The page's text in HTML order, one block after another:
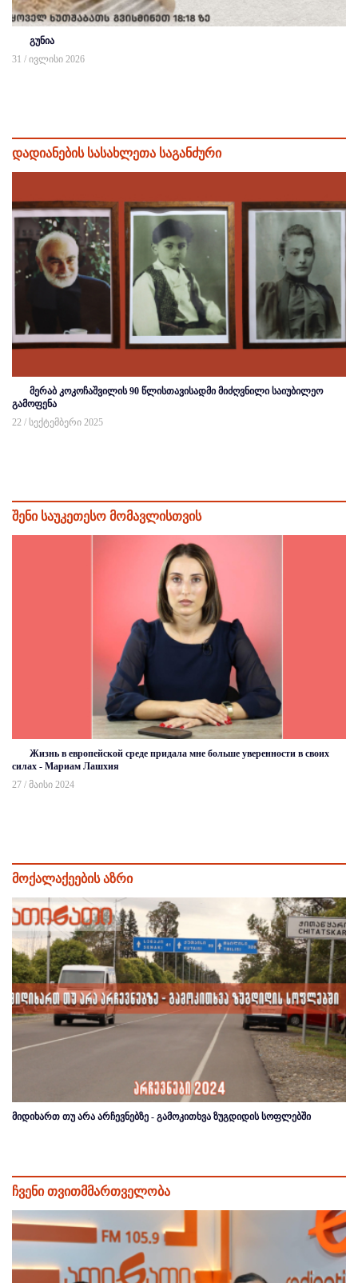
გუნია
31 / ივლისი 2026
დადიანების სასახლეთა საგანძური
მერაბ კოკოჩაშვილის 90 წლისთავისადმი მიძღვნილი საიუბილეო
გამოფენა
22 / სექტემბერი 2025
შენი საუკეთესო მომავლისთვის
Жизнь в европейской среде придала мне больше уверенности в своих
силах - Мариам Лашхия
27 / მაისი 2024
მოქალაქეების აზრი
მიდიხართ თუ არა არჩევნებზე - გამოკითხვა ზუგდიდის სოფლებში
ჩვენი თვითმმართველობა